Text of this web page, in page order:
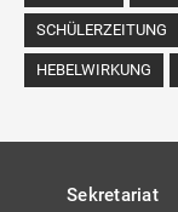
SCHÜLERZEITUNG
HEBELWIRKUNG
Sekretariat